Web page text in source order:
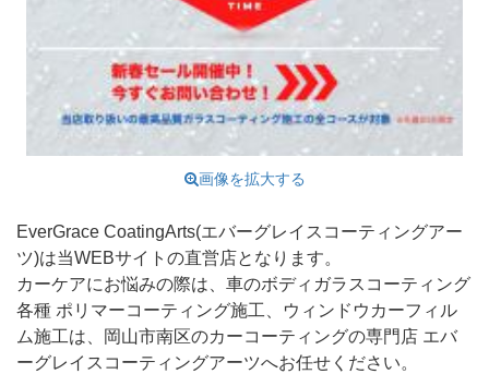
画像を拡大する
EverGrace CoatingArts(エバーグレイスコーティングアー
ツ)は当WEBサイトの直営店となります。
カーケアにお悩みの際は、車のボディガラスコーティング
各種 ポリマーコーティング施工、ウィンドウカーフィル
ム施工は、岡山市南区のカーコーティングの専門店 エバ
ーグレイスコーティングアーツへお任せください。